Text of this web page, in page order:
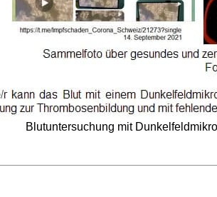
Blutuntersuchung mit